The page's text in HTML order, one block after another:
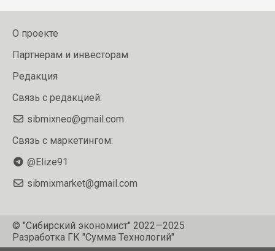
О проекте
Партнерам и инвесторам
Редакция
Связь с редакцией:
sibmixneo@gmail.com
Связь с маркетингом:
@Elize91
sibmixmarket@gmail.com
© "Сибирский экономист" 2022—2025
Разработка ГК "Сумма Технологий"